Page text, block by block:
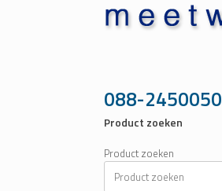
088-2450050
Product zoeken
Product zoeken